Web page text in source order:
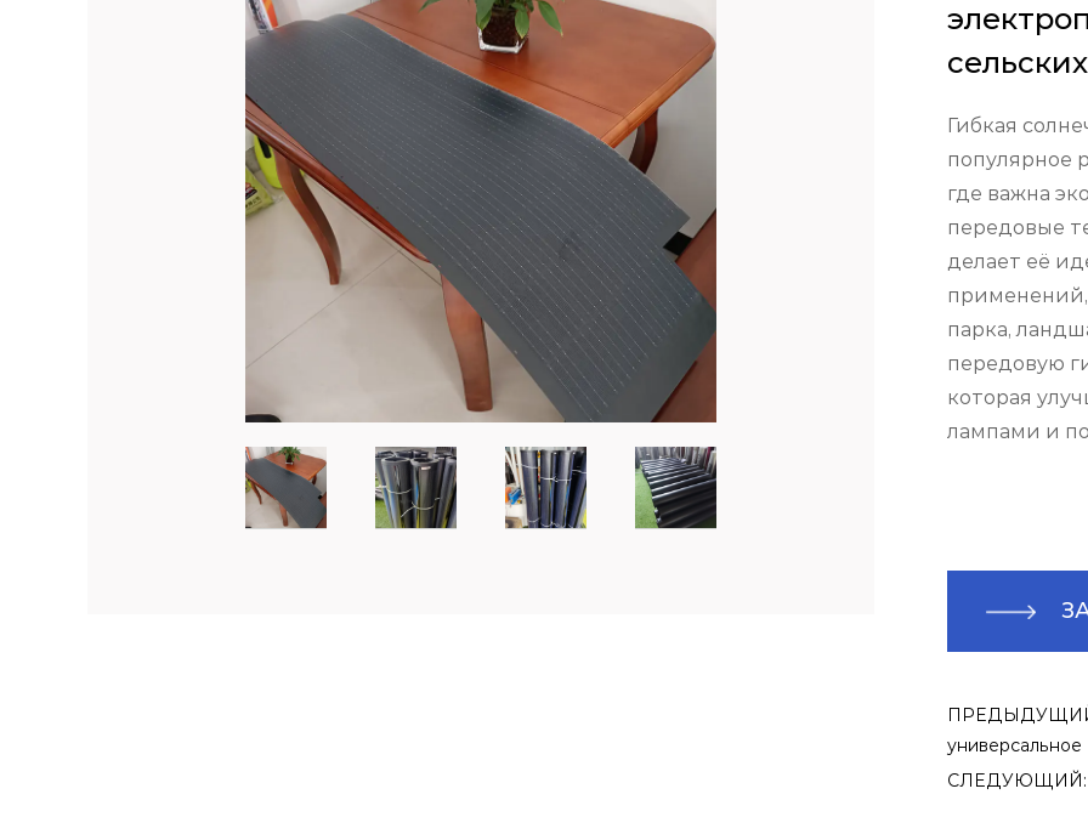
Гибкая
популярное
где важна
передовые
делает её
применений,
парка,
передовую
которая
лампами и
ПРЕДЫДУЩИЙ:
СЛЕДУЮЩИЙ: